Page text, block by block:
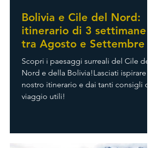
Bolivia e Cile del Nord:
itinerario di 3 settimane
tra Agosto e Settembre
Scopri i paesaggi surreali del Cile del
Nord e della Bolivia!Lasciati ispirare dal
nostro itinerario e dai tanti consigli di
viaggio utili!